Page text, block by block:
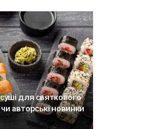
для святкового
авторські новинки